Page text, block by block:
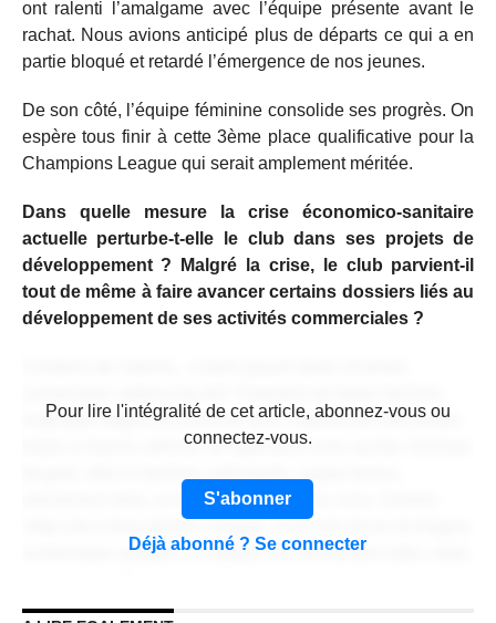
ont ralenti l’amalgame avec l’équipe présente avant le
rachat. Nous avions anticipé plus de départs ce qui a en
partie bloqué et retardé l’émergence de nos jeunes.
De son côté, l’équipe féminine consolide ses progrès. On
espère tous finir à cette 3ème place qualificative pour la
Champions League qui serait amplement méritée.
Dans quelle mesure la crise économico-sanitaire
actuelle perturbe-t-elle le club dans ses projets de
développement ? Malgré la crise, le club parvient-il
tout de même à faire avancer certains dossiers liés au
développement de ses activités commerciales ?
vulputate magna at, pulvinar arcu. Maecenas sollicitudin
turpis a mauris ultrices, ac dignissim nunc auctor. Aenean
elementum felis, ut lacinia nulla urna ac urna. Nullam
scelerisque sodales. Curabitur non fermentum odio, vitae
CONTENU RÉSERVÉ AUX
ABONNÉS
Pour lire l'intégralité de cet article, abonnez-vous ou
connectez-vous.
S'abonner
Déjà abonné ? Se connecter